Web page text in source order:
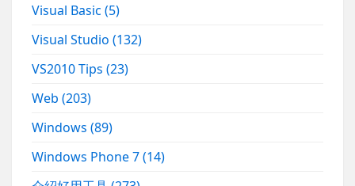
Visual Basic(5)
Visual Studio(132)
VS2010 Tips(23)
Web(203)
Windows(89)
Windows Phone 7(14)